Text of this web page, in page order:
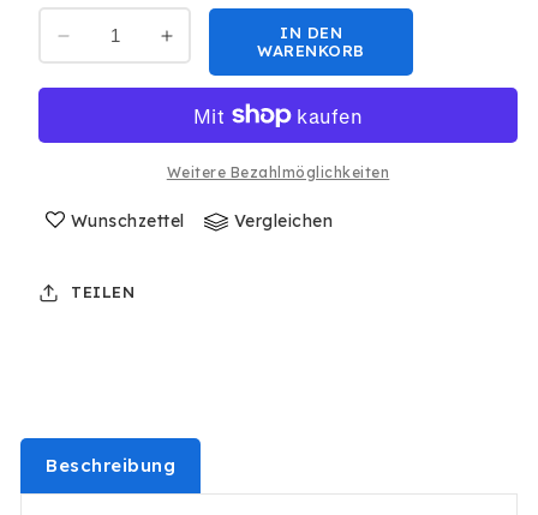
Verringere
die
Premium
Hülle
Silikon
Erhöhe
die
Premium
Airtag
Hülle
IN DEN
WARENKORB
Weitere Bezahlmöglichkeiten
Wunschzettel Vergleichen
TEILEN
Beschreibung